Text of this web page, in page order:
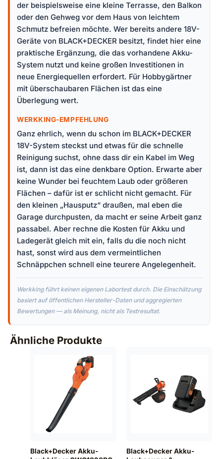
der beispielsweise eine kleine Terrasse, den Balkon
oder den Gehweg vor dem Haus von leichtem
Schmutz befreien möchte. Wer bereits andere 18V-
Geräte von BLACK+DECKER besitzt, findet hier eine
praktische Ergänzung, die das vorhandene Akku-
System nutzt und keine großen Investitionen in
neue Energiequellen erfordert. Für Hobbygärtner
mit überschaubaren Flächen ist das eine
Überlegung wert.
WERKKING-EMPFEHLUNG
Ganz ehrlich, wenn du schon im BLACK+DECKER
18V-System steckst und etwas für die schnelle
Reinigung suchst, ohne dass dir ein Kabel im Weg
ist, dann ist das eine denkbare Option. Erwarte aber
keine Wunder bei feuchtem Laub oder größeren
Flächen – dafür ist er schlicht nicht gemacht. Für
den kleinen „Hausputz“ draußen, mal eben die
Garage durchpusten, da macht er seine Arbeit ganz
passabel. Aber rechne die Kosten für Akku und
Ladegerät gleich mit ein, falls du die noch nicht
hast, sonst wird aus dem vermeintlichen
Schnäppchen schnell eine teurere Angelegenheit.
Werkking führt keinen eigenen Labortest durch. Die Einschätzung
basiert auf öffentlichen Hersteller-Daten und aggregierten
Bewertungen — als Meinung, nicht als Testresultat.
Ähnliche Produkte
Black+Decker Akku-
Black+Decker Akku-